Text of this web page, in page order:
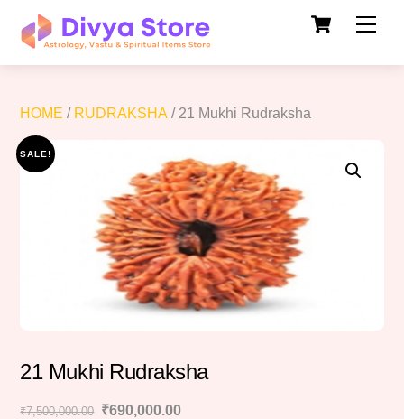
Cart
HOME / RUDRAKSHA / 21 Mukhi Rudraksha
SALE!
21 Mukhi Rudraksha
₹7,500,000.00 Original
₹690,000.00Current